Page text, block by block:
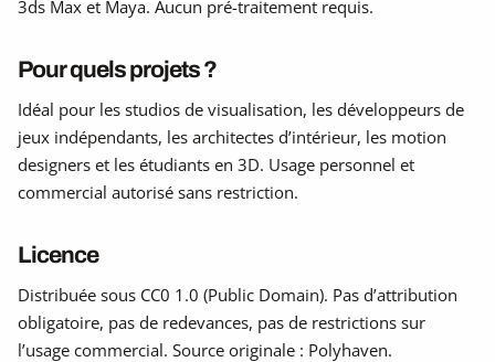
3ds Max et Maya. Aucun pré-traitement requis.
Pour quels projets ?
Idéal pour les studios de visualisation, les développeurs de
jeux indépendants, les architectes d’intérieur, les motion
designers et les étudiants en 3D. Usage personnel et
commercial autorisé sans restriction.
Licence
Distribuée sous CC0 1.0 (Public Domain). Pas d’attribution
obligatoire, pas de redevances, pas de restrictions sur
l’usage commercial. Source originale : Polyhaven.